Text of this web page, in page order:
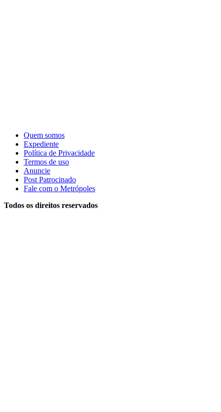
Quem somos
Expediente
Política de Privacidade
Termos de uso
Anuncie
Post Patrocinado
Fale com o Metrópoles
Todos os direitos reservados